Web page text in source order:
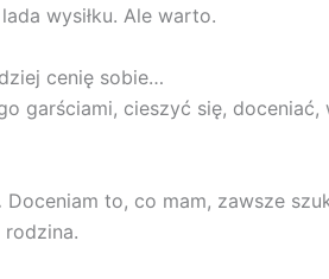
wysiłku. Ale warto.
cenię sobie…
garściami, cieszyć się,
Doceniam to, co mam, zawsze
rodzina.